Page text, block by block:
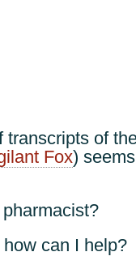
transcripts of
Fox)
how can I help?